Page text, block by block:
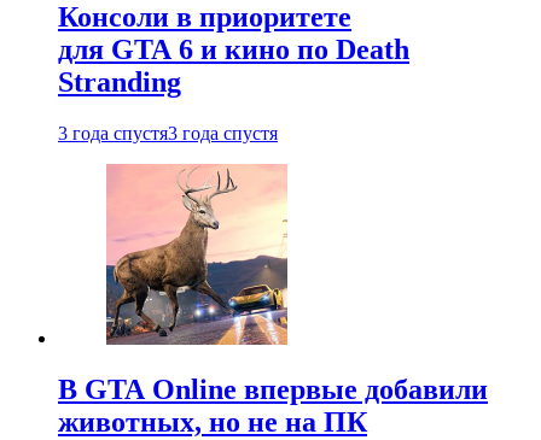
Консоли в приоритете
для GTA 6 и кино по Death
Stranding
3 года спустя3 года спустя
В GTA Online впервые добавили
животных, но не на ПК